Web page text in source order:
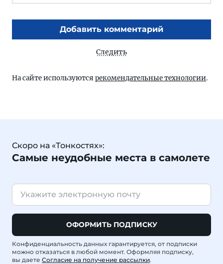
Добавить комментарий
Следить
На сайте используются рекомендательные технологии.
Скоро на «Тонкостях»:
Самые неудобные места в самолете
ОФОРМИТЬ ПОДПИСКУ
Конфиденциальность данных гарантируется, от подписки
можно отказаться в любой момент. Оформляя подписку,
вы даете Согласие на получение рассылки.